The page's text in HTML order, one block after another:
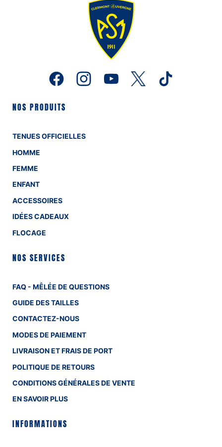
NOS PRODUITS
TENUES OFFICIELLES
HOMME
FEMME
ENFANT
ACCESSOIRES
IDÉES CADEAUX
FLOCAGE
NOS SERVICES
FAQ - MÊLÉE DE QUESTIONS
GUIDE DES TAILLES
CONTACTEZ-NOUS
MODES DE PAIEMENT
LIVRAISON ET FRAIS DE PORT
POLITIQUE DE RETOURS
CONDITIONS GÉNÉRALES DE VENTE
EN SAVOIR PLUS
INFORMATIONS